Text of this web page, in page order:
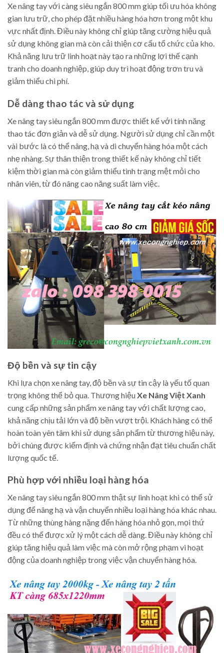
Xe nâng tay với càng siêu ngắn 800 mm giúp tối ưu hóa không
gian lưu trữ, cho phép đặt nhiều hàng hóa hơn trong một khu
vực nhất định. Điều này không chỉ giúp tăng cường hiệu quả
sử dụng không gian mà còn cải thiện cơ cấu tổ chức của kho.
Khả năng lưu trữ linh hoạt này tạo ra những lợi thế cạnh
tranh cho doanh nghiệp, giúp duy trì hoạt động trơn tru và
giảm thiểu chi phí.
Dễ dàng thao tác và sử dụng
Xe nâng tay siêu ngắn 800 mm được thiết kế với tính năng
thao tác đơn giản và dễ sử dụng. Người sử dụng chỉ cần một
vài bước là có thể nâng, hạ và di chuyển hàng hóa một cách
nhẹ nhàng. Sự thân thiện trong thiết kế này không chỉ tiết
kiệm thời gian mà còn giảm thiểu tình trạng mệt mỏi cho
nhân viên, từ đó nâng cao năng suất làm việc.
Độ bền và sự tin cậy
Khi lựa chọn xe nâng tay, độ bền và sự tin cậy là yếu tố quan
trọng không thể bỏ qua. Thương hiệuXe Nâng Việt Xanh
cung cấp những sản phẩm xe nâng tay với chất lượng cao,
khả năng chịu tải lớn và độ bền vượt trội. Khách hàng có thể
hoàn toàn yên tâm khi sử dụng sản phẩm từ thương hiệu này,
bởi chúng được kiểm định và chứng nhận đạt tiêu chuẩn chất
lượng quốc tế.
Phù hợp với nhiều loại hàng hóa
Xe nâng tay siêu ngắn 800 mm thật sự linh hoạt khi có thể sử
dụng để nâng hạ và vận chuyển nhiều loại hàng hóa khác nhau.
Từ những thùng hàng nặng đến hàng hóa nhỏ gọn, mọi thứ
đều có thể được xử lý một cách dễ dàng. Điều này không chỉ
giúp tăng hiệu quả làm việc mà còn mở rộng phạm vi hoạt
động của doanh nghiệp trong việc vận chuyển hàng hóa.